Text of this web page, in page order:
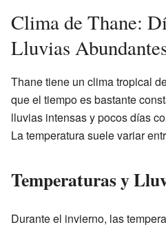
Clima de Thane:
Lluvias
Thane tiene un clima tropical
que el tiempo es bastante
lluvias intensas y pocos días
La temperatura suele variar
Temperaturas y
Durante el invierno, las